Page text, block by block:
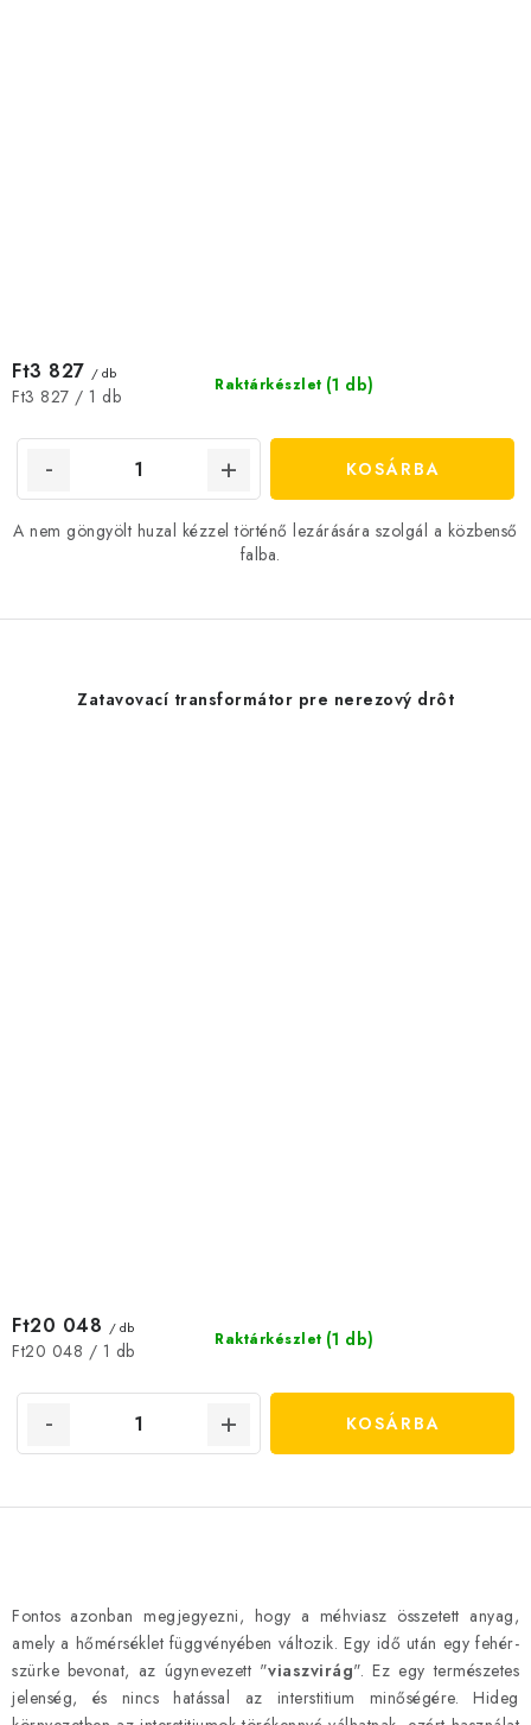
Raktárkészlet (1 db)
Ft3 827 / db
Egységár:
Ft3 827 / 1 db
KOSÁRBA
A nem göngyölt huzal kézzel történő lezárására szolgál a közbenső
falba.
Zatavovací transformátor pre nerezový drôt
Raktárkészlet (1 db)
Ft20 048 / db
Egységár:
Ft20 048 / 1 db
KOSÁRBA
i
s
t
a
Fontos azonban megjegyezni, hogy a méhviasz összetett anyag,
amely a hőmérséklet függvényében változik. Egy idő után egy fehér-
szürke bevonat, az úgynevezett "viaszvirág". Ez egy természetes
jelenség, és nincs hatással az interstitium minőségére. Hideg